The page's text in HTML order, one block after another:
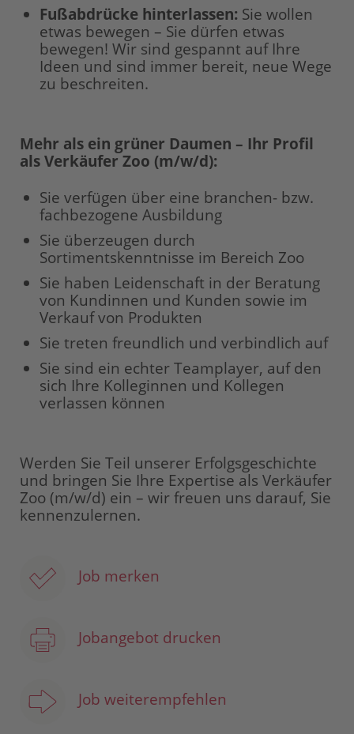
Fußabdrücke hinterlassen: Sie wollen
etwas bewegen – Sie dürfen etwas
bewegen! Wir sind gespannt auf Ihre
Ideen und sind immer bereit, neue Wege
zu beschreiten.
Mehr als ein grüner Daumen – Ihr Profil
als Verkäufer Zoo (m/w/d):
Sie verfügen über eine branchen- bzw.
fachbezogene Ausbildung
Sie überzeugen durch
Sortimentskenntnisse im Bereich Zoo
Sie haben Leidenschaft in der Beratung
von Kundinnen und Kunden sowie im
Verkauf von Produkten
Sie treten freundlich und verbindlich auf
Sie sind ein echter Teamplayer, auf den
sich Ihre Kolleginnen und Kollegen
verlassen können
Werden Sie Teil unserer Erfolgsgeschichte
und bringen Sie Ihre Expertise als Verkäufer
Zoo (m/w/d) ein – wir freuen uns darauf, Sie
kennenzulernen.
Job merken
Jobangebot drucken
Job weiterempfehlen